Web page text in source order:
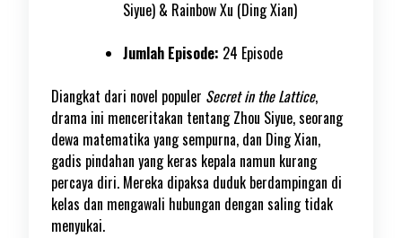
Siyue) & Rainbow Xu (Ding Xian)
Jumlah Episode: 24 Episode
Diangkat dari novel populer Secret in the Lattice,
drama ini menceritakan tentang Zhou Siyue, seorang
dewa matematika yang sempurna, dan Ding Xian,
gadis pindahan yang keras kepala namun kurang
percaya diri. Mereka dipaksa duduk berdampingan di
kelas dan mengawali hubungan dengan saling tidak
menyukai.